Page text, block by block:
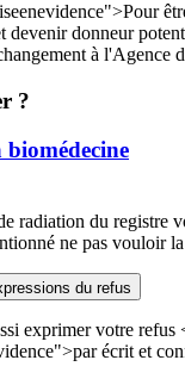
devenir donneur
à l'Agence
?
biomédecine
radiation du registre
ne pas vouloir
du refus
exprimer votre refus
écrit et